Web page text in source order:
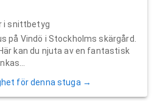
i snittbetyg
på Vindö i Stockholms skärgård.
kan du njuta av en fantastisk
för denna stuga →